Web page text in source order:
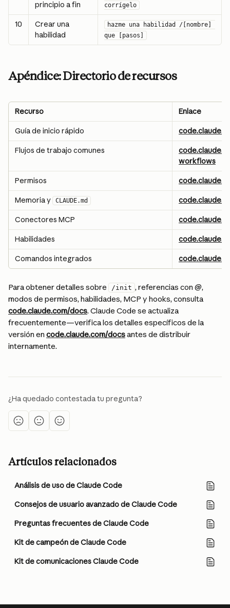
principio a fin
corrígelo
10
Crear una
habilidad
hazme una habilidad /[nombre]
que [pasos]
Apéndice: Directorio de recursos
Recurso Enlace
Guía de inicio rápido
Flujos de trabajo comunes
workflows
Permisos
Memoria y CLAUDE.md
Conectores MCP
Habilidades
Comandos integrados
Para obtener detalles sobre /init , referencias con @,
modos de permisos, habilidades, MCP y hooks, consulta
code.claude.com/docs. Claude Code se actualiza
frecuentemente—verifica los detalles específicos de la
versión en code.claude.com/docs antes de distribuir
internamente.
¿Ha quedado contestada tu pregunta?
Artículos relacionados
Análisis de uso de Claude Code
Consejos de usuario avanzado de Claude Code
Preguntas frecuentes de Claude Code
Kit de campeón de Claude Code
Kit de comunicaciones Claude Code